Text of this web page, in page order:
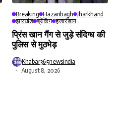
Breaking Hazaribagh Jharkhand
झारखंड ब्रेकिंग हजारीबाग
प्रिंस खान गैंग से जुड़े संदिग्ध की
पुलिस से मुठभेड़
Khabar365newsindia
August 8, 2026